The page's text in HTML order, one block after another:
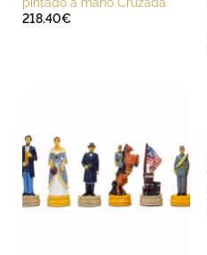
218.40€